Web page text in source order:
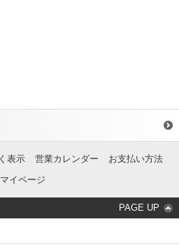
表示 営業カレンダー
お支払い方法
マイページ
PAGE UP